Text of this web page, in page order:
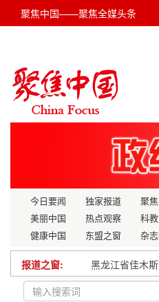
聚焦中国——聚焦全媒头条
今日要闻 独家报道
聚
美丽中国
热点观察
科
健康中国
东盟之窗 杂
报道之窗:
2024福安坦洋